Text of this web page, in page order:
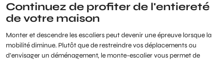
Continuez de profiter de l'entiereté
de votre maison
Monter et descendre les escaliers peut devenir une épreuve lorsque la
mobilité diminue. Plutôt que de restreindre vos déplacements ou
d’envisager un déménagement, le monte-escalier vous permet de